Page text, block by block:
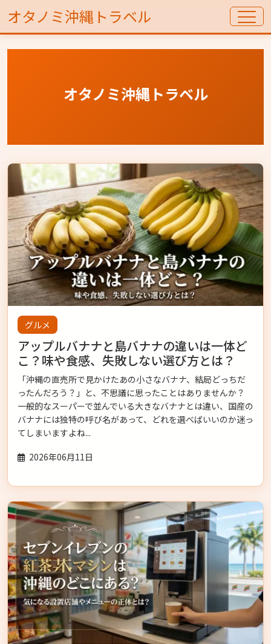
オタノミ沖縄トラベル
オタノミ沖縄トラベル
グルメ
アップルバナナと島バナナの違いは一体ど
こ？味や食感、失敗しない選び方とは？
「沖縄の直売所で見かけたあの小さなバナナ、結局どっちだ
ったんだろう？」と、不思議に思ったことはありませんか？
一般的なスーパーで並んでいる大きなバナナとは違い、国産の
バナナには独特の呼び名があって、どれを選べばいいのか迷っ
てしまいますよね...
2026年06月11日